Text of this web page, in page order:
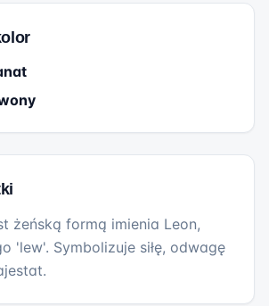
żeńską formą imienia Leon,
'lew'. Symbolizuje siłę, odwagę